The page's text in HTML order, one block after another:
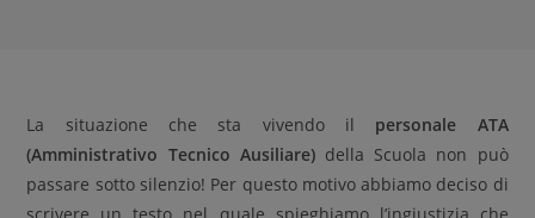
La situazione che sta vivendo il personale ATA
(Amministrativo Tecnico Ausiliare)della Scuola non può
passare sotto silenzio! Per questo motivo abbiamo deciso di
scrivere un testo nel quale spieghiamo l’ingiustizia che